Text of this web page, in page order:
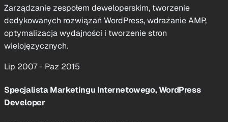
Zarządzanie zespołem deweloperskim, tworzenie
dedykowanych rozwiązań WordPress, wdrażanie AMP,
optymalizacja wydajności i tworzenie stron
wielojęzycznych.
Lip 2007 - Paz 2015
Specjalista Marketingu Internetowego, WordPress
Developer